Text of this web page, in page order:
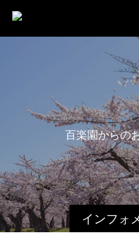
インフォ
百楽園からの